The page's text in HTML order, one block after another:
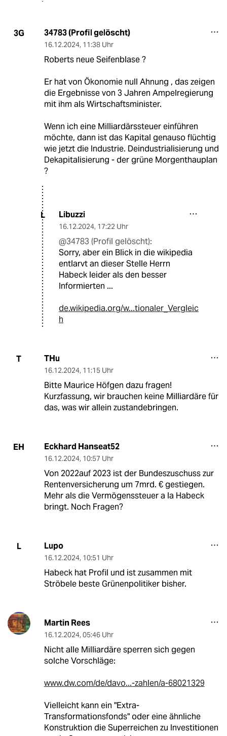
3G 34783 (Profil gelöscht)
16.12.2024, 11:38 Uhr
Roberts neue Seifenblase ?
Er hat von Ökonomie null Ahnung , das zeigen
die Ergebnisse von 3 Jahren Ampelregierung
mit ihm als Wirtschaftsminister.
Wenn ich eine Milliardärssteuer einführen
möchte, dann ist das Kapital genauso flüchtig
wie jetzt die Industrie. Deindustrialisierung und
Dekapitalisierung - der grüne Morgenthauplan
?
L Libuzzi
16.12.2024, 17:22 Uhr
@34783 (Profil gelöscht):
Sorry, aber ein Blick in die wikipedia
entlarvt an dieser Stelle Herrn
Habeck leider als den besser
Informierten ...
de.wikipedia.org/w...tionaler_Vergleic
h
T THu
16.12.2024, 11:15 Uhr
Bitte Maurice Höfgen dazu fragen!
Kurzfassung, wir brauchen keine Milliardäre für
das, was wir allein zustandebringen.
EH Eckhard Hanseat52
16.12.2024, 10:57 Uhr
Von 2022auf 2023 ist der Bundeszuschuss zur
Rentenversicherung um 7mrd. € gestiegen.
Mehr als die Vermögenssteuer a la Habeck
bringt. Noch Fragen?
L Lupo
16.12.2024, 10:51 Uhr
Habeck hat Profil und ist zusammen mit
Ströbele beste Grünenpolitiker bisher.
Martin Rees
16.12.2024, 05:46 Uhr
Nicht alle Milliardäre sperren sich gegen
solche Vorschläge:
www.dw.com/de/davo...-zahlen/a-68021329
Vielleicht kann ein "Extra-
Transformationsfonds" oder eine ähnliche
Konstruktion die Superreichen zu Investitionen